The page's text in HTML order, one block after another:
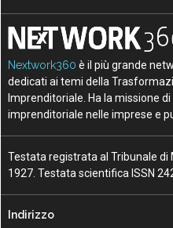
Nextwork360 è il più grande
dedicati ai temi della
Imprenditoriale. Ha la missione
imprenditoriale nelle imprese e
Testata registrata al Tribunale
1927. Testata scientifica ISSN
Indirizzo